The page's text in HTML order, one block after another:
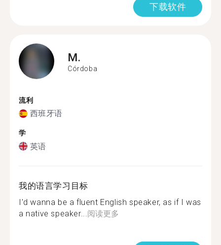
下载软件
M.
Córdoba
流利
西班牙语
学
英语
我的语言学习目标
I'd wanna be a fluent English speaker, as if I was
a native speaker... 阅读更多